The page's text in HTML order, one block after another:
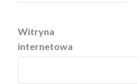
Witryna
internetowa